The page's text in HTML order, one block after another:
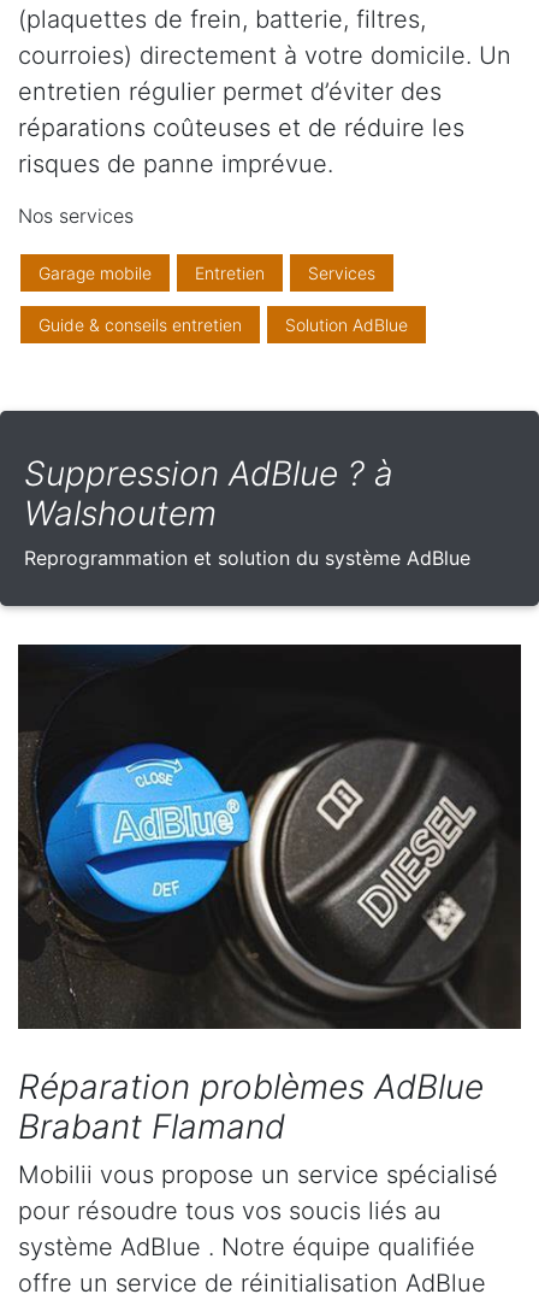
(plaquettes de frein, batterie, filtres,
courroies) directement à votre domicile. Un
entretien régulier permet d’éviter des
réparations coûteuses et de réduire les
risques de panne imprévue.
Nos services
Garage mobile Entretien Services
Guide & conseils entretien Solution AdBlue
Suppression AdBlue ? à
Walshoutem
Reprogrammation et solution du système AdBlue
Réparation problèmes AdBlue
Brabant Flamand
Mobilii vous propose un service spécialisé
pour résoudre tous vos soucis liés au
système AdBlue . Notre équipe qualifiée
offre un service de réinitialisation AdBlue